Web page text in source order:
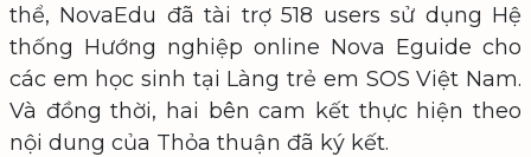
thể, NovaEdu đã tài trợ 518 users sử dụng Hệ
thống Hướng nghiệp online Nova Eguide cho
các em học sinh tại Làng trẻ em SOS Việt Nam.
Và đồng thời, hai bên cam kết thực hiện theo
nội dung của Thỏa thuận đã ký kết.